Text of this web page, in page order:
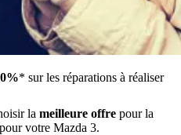
* sur les réparations à réaliser
la meilleure offre pour la
votre Mazda 3.